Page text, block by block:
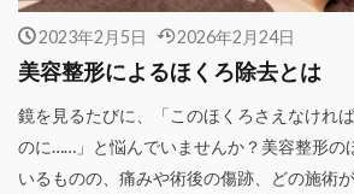
2023年2月5日 2026年2月24日
美容整形によるほくろ除去とは
鏡を見るたびに、「このほくろさえなけれ
のに……」と悩んでいませんか？美容整形の
いるものの、痛みや術後の傷跡、どの施術